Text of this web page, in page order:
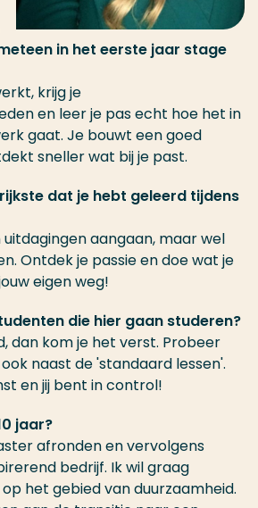
in het eerste jaar stage
krijg je
en leer je pas echt hoe het in
gaat. Je bouwt een goed
sneller wat bij je past.
dat je hebt geleerd tijdens
aangaan, maar wel
Ontdek je passie en doe wat je
eigen weg!
die hier gaan studeren?
dan kom je het verst. Probeer
naast de 'standaard lessen'.
en jij bent in control!
jaar?
afronden en vervolgens
bedrijf. Ik wil graag
het gebied van duurzaamheid.